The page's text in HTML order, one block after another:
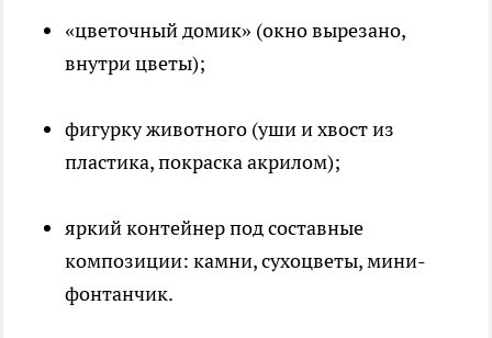
«цветочный домик» (окно вырезано,
внутри цветы);
фигурку животного (уши и хвост из
пластика, покраска акрилом);
яркий контейнер под составные
композиции: камни, сухоцветы, мини-
фонтанчик.